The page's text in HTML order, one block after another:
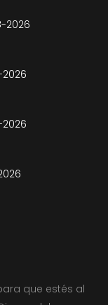
2026
que estés al